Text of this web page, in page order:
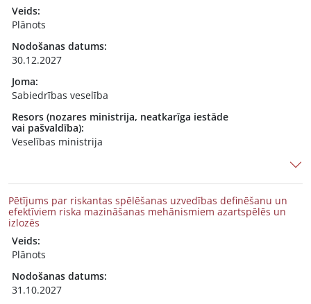
Veids:
Plānots
Nodošanas datums:
30.12.2027
Joma:
Sabiedrības veselība
Resors (nozares ministrija, neatkarīga iestāde
vai pašvaldība):
Veselības ministrija
Pētījums par riskantas spēlēšanas uzvedības definēšanu un
efektīviem riska mazināšanas mehānismiem azartspēlēs un
izlozēs
Veids:
Plānots
Nodošanas datums:
31.10.2027